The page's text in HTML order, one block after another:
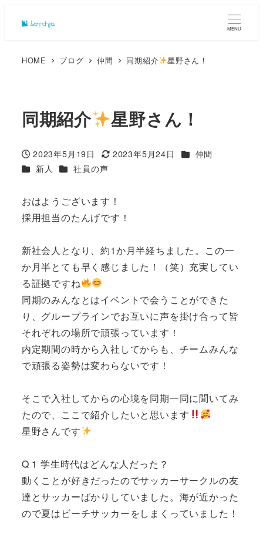
MENU
HOME ブログ 仲間 同期紹介 星野さん！
同期紹介 星野さん！
投稿日
2023年5月19日
更新日
2023年5月24日 カテゴリー
仲間
カテゴリー
新人 カテゴリー
社員の声
おはようございます！
採用担当のたんげです！
新社会人となり、約1か月半経ちました。この一
か月半とても早く感じました！（笑）充実してい
る証拠ですね
同期のみんなとはイベントで会うことができた
り、グループラインでお互いに声を掛け合って皆
それぞれの場所で頑張っています！
内定期間の時から入社してからも、チームみんな
で頑張る姿勢は変わらないです！
そこで入社してからの心境を同期一同に聞いてみ
たので、ここで紹介したいと思います
星野さんです
Q 1 学生時代はどんな人だった？
動くことが好きだったのでサッカーサークルの友
達とサッカーばかりしていました。海が近かった
ので夏はビーチサッカーをしまくっていました！